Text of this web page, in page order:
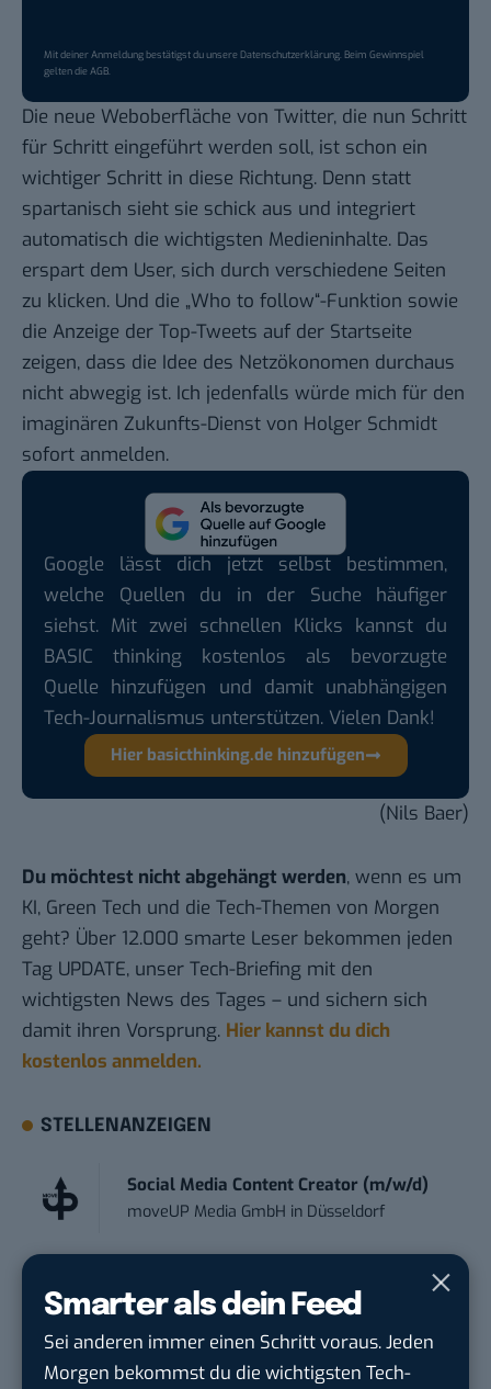
Smarter als dein Feed
Sei anderen immer einen Schritt voraus. Jeden
Morgen bekommst du die wichtigsten Tech-
Mit deiner Anmeldung bestätigst du unsereDatenschutzerklärung. Beim Gewinnspiel
gelten dieAGB.
Die neue Weboberfläche von Twitter, die nun Schritt
für Schritt eingeführt werden soll, ist schon ein
wichtiger Schritt in diese Richtung. Denn statt
spartanisch sieht sie schick aus und integriert
automatisch die wichtigsten Medieninhalte. Das
erspart dem User, sich durch verschiedene Seiten
zu klicken. Und die „Who to follow“-Funktion sowie
die Anzeige der Top-Tweets auf der Startseite
zeigen, dass die Idee des Netzökonomen durchaus
nicht abwegig ist. Ich jedenfalls würde mich für den
imaginären Zukunfts-Dienst von Holger Schmidt
sofort anmelden.
Google lässt dich jetzt selbst bestimmen,
welche Quellen du in der Suche häufiger
siehst. Mit zwei schnellen Klicks kannst du
BASIC thinking kostenlos als bevorzugte
Quelle hinzufügen und damit unabhängigen
Tech-Journalismus unterstützen. Vielen Dank!
Hier basicthinking.de hinzufügen
(Nils Baer)
Du möchtest nicht abgehängt werden, wenn es um
KI, Green Tech und die Tech-Themen von Morgen
geht? Über 12.000 smarte Leser bekommen jeden
Tag UPDATE, unser Tech-Briefing mit den
wichtigsten News des Tages – und sichern sich
damit ihren Vorsprung. Hier kannst du dich
kostenlos anmelden.
STELLENANZEIGEN
Social Media Content Creator (m/w/d)
moveUP Media GmbH in Düsseldorf
touristische...
trendtours Holding GmbHin Eschborn